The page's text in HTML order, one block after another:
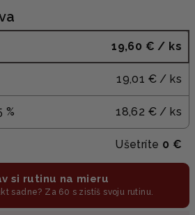
19,60 € / ks
19,01 € / ks
% 18,62 € / ks
Ušetríte 0 €
si rutinu na mieru
sadne? Za 60 s zistíš svoju rutinu.